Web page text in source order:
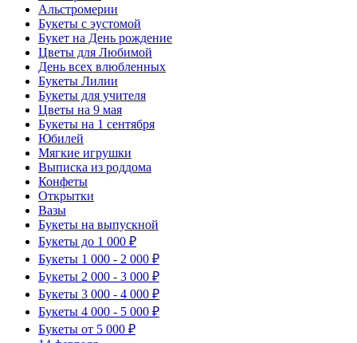
Альстромерии
Букеты с эустомой
Букет на День рождение
Цветы для Любимой
День всех влюбленных
Букеты Лилии
Букеты для учителя
Цветы на 9 мая
Букеты на 1 сентября
Юбилей
Мягкие игрушки
Выписка из роддома
Конфеты
Открытки
Вазы
Букеты на выпускной
Букеты до 1 000 ₽
Букеты 1 000 - 2 000 ₽
Букеты 2 000 - 3 000 ₽
Букеты 3 000 - 4 000 ₽
Букеты 4 000 - 5 000 ₽
Букеты от 5 000 ₽